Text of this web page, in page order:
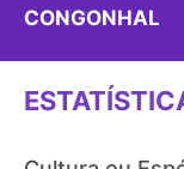
CONGONHAL